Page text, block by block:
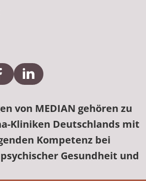
zu Instagram
zu YouTube
Verlinkung zu Facebook
Externe Verlinkung zu
von MEDIAN gehören zu
Kliniken Deutschlands mit
Kompetenz bei
Gesundheit und